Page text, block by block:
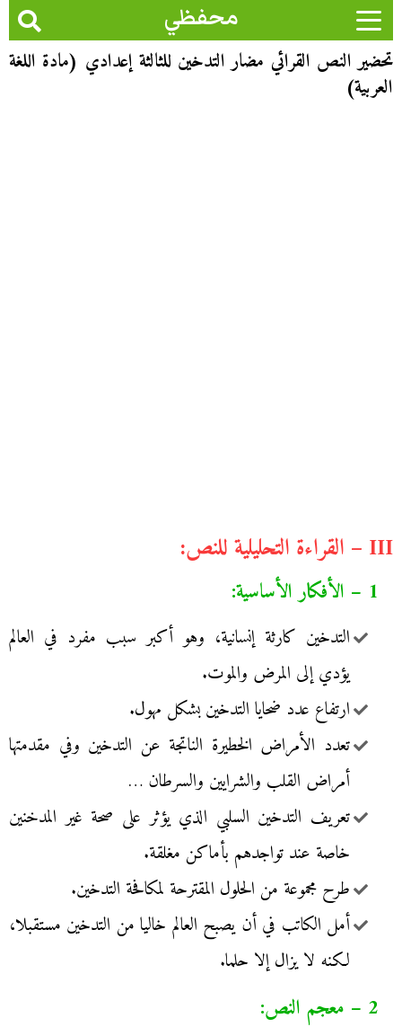
محفظي
تحضير النص القرائي مضار التدخين للثالثة إعدادي (مادة اللغة
العربية)
III – القراءة التحليلية للنص:
1 – الأفكار الأساسية:
التدخين كارثة إنسانية، وهو أكبر سبب مفرد في العالم
يؤدي إلى المرض والموت.
ارتفاع عدد ضحايا التدخين بشكل مهول.
تعدد الأمراض الخطيرة الناتجة عن التدخين وفي مقدمتها
أمراض القلب والشرايين والسرطان …
تعريف التدخين السلبي الذي يؤثر على صحة غير المدخنين
خاصة عند تواجدهم بأماكن مغلقة.
طرح مجموعة من الحلول المقترحة لمكافحة التدخين.
أمل الكاتب في أن يصبح العالم خاليا من التدخين مستقبلا،
لكنه لا يزال إلا حلما.
2 – معجم النص: